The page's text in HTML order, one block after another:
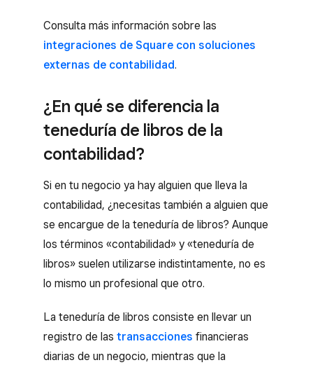
Consulta más información sobre las
integraciones de Square con soluciones
externas de contabilidad.
¿En qué se diferencia la
teneduría de libros de la
contabilidad?
Si en tu negocio ya hay alguien que lleva la
contabilidad, ¿necesitas también a alguien que
se encargue de la teneduría de libros? Aunque
los términos «contabilidad» y «teneduría de
libros» suelen utilizarse indistintamente, no es
lo mismo un profesional que otro.
La teneduría de libros consiste en llevar un
registro de las transacciones financieras
diarias de un negocio, mientras que la